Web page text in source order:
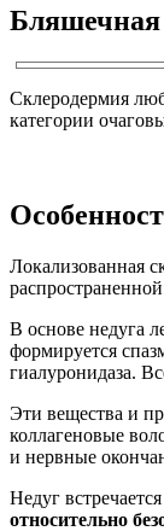
Бляшечная
Склеродермия
категории
Локализованная
В основе недуга
формируется
гиалуронидаза.
Эти вещества и
коллагеновые
и нервные
Недуг
относительно